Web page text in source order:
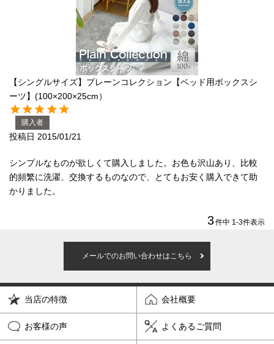
【シングルサイズ】プレーンコレクション【ベッド用ボックスシ
ーツ】(100×200×25cm）
購入者
投稿日 2015/01/21
シンプルなものが欲しくて購入しました。お色も沢山あり、比較
的頻繁に洗濯、交換するものなので、とてもお安く購入できて助
かりました。
3件中 1 -3件表示
メールでのお問い合わせはこちら
当店の特徴 会社概要
お客様の声 よくあるご質問